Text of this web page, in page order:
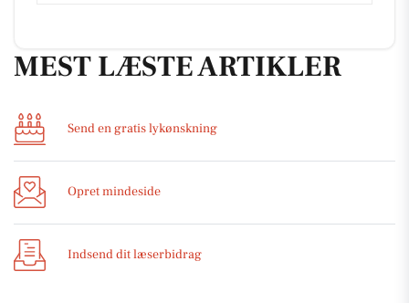
MEST LÆSTE ARTIKLER
Send en gratis lykønskning
Opret mindeside
Indsend dit læserbidrag